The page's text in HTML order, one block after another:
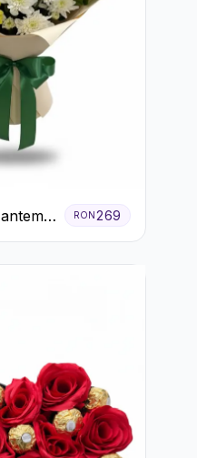
RON269